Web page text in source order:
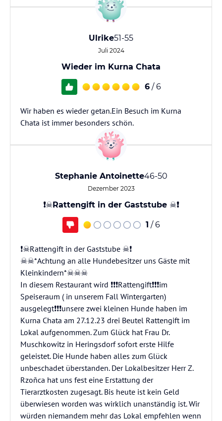
Ulrike51-55
Juli 2024
Wieder im Kurna Chata
6 / 6
Wir haben es wieder getan.Ein Besuch im Kurna
Chata ist immer besonders schön.
Stephanie Antoinette46-50
Dezember 2023
❗☠️Rattengift in der Gaststube ☠️❗
1 / 6
❗☠️Rattengift in der Gaststube ☠️❗
☠️☠️*Achtung an alle Hundebesitzer uns Gäste mit
Kleinkindern*☠️☠️☠️
In diesem Restaurant wird ❗❗❗Rattengift❗❗❗im
Speiseraum ( in unserem Fall Wintergarten)
ausgelegt❗❗❗unsere zwei kleinen Hunde haben im
Kurna Chata am 27.12.23 drei Beutel Rattengift im
Lokal aufgenommen. Zum Glück hat Frau Dr.
Muschkowitz in Heringsdorf sofort erste Hilfe
geleistet. Die Hunde haben alles zum Glück
unbeschadet überstanden. Der Lokalbesitzer Herr Z.
Rzoñca hat uns fest eine Erstattung der
Tierarztkosten zugesagt. Bis heute ist kein Geld
überwiesen worden was wirklich unanständig ist. Wir
würden niemandem mehr das Lokal empfehlen wenn